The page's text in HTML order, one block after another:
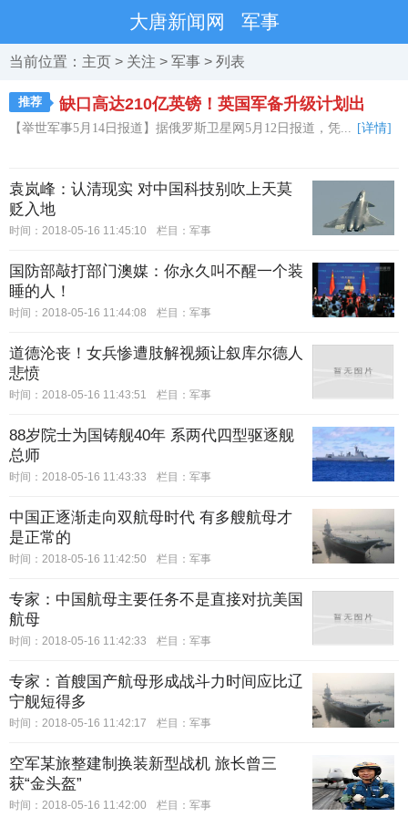
大唐新闻网 军事
当前位置： 主页 > 关注 > 军事 > 列表
推荐 缺口高达210亿英镑！英国军备升级计划出
【举世军事5月14日报道】据俄罗斯卫星网5月12日报道，凭... [详情]
袁岚峰：认清现实 对中国科技别吹上天莫
贬入地
时间：2018-05-16 11:45:10 栏目： 军事
国防部敲打部门澳媒：你永久叫不醒一个装
睡的人！
时间：2018-05-16 11:44:08 栏目： 军事
道德沦丧！女兵惨遭肢解视频让叙库尔德人
悲愤
时间：2018-05-16 11:43:51 栏目： 军事
88岁院士为国铸舰40年 系两代四型驱逐舰
总师
时间：2018-05-16 11:43:33 栏目： 军事
中国正逐渐走向双航母时代 有多艘航母才
是正常的
时间：2018-05-16 11:42:50 栏目： 军事
专家：中国航母主要任务不是直接对抗美国
航母
时间：2018-05-16 11:42:33 栏目： 军事
专家：首艘国产航母形成战斗力时间应比辽
宁舰短得多
时间：2018-05-16 11:42:17 栏目： 军事
空军某旅整建制换装新型战机 旅长曾三
获“金头盔”
时间：2018-05-16 11:42:00 栏目： 军事